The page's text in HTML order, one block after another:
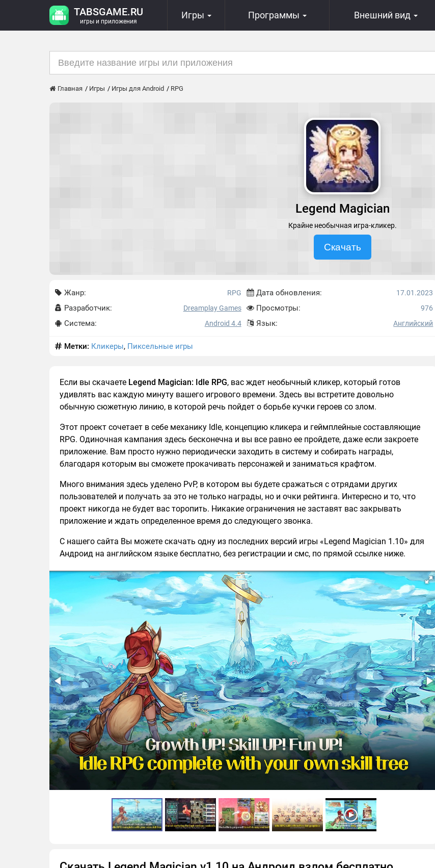
TABSGAME.RU
игры и приложения
Игры Программы Внешний вид
Главная Игры Игры для Android RPG
Legend Magician
Крайне необычная игра-кликер.
Скачать
Жанр: RPG
Разработчик: Dreamplay Games
Система: Android 4.4
Дата обновления: 17.01.2023
Просмотры: 976
Язык: Английский
Метки: Кликеры, Пиксельные игры
Если вы скачаете Legend Magician: Idle RPG, вас ждет необычный кликер, который готов
удивлять вас каждую минуту вашего игрового времени. Здесь вы встретите довольно
обычную сюжетную линию, в которой речь пойдет о борьбе кучки героев со злом.
Этот проект сочетает в себе механику Idle, концепцию кликера и геймплейные составляющие
RPG. Одиночная кампания здесь бесконечна и вы все равно ее пройдете, даже если закроете
приложение. Вам просто нужно периодически заходить в систему и собирать награды,
благодаря которым вы сможете прокачивать персонажей и заниматься крафтом.
Много внимания здесь уделено PvP, в котором вы будете сражаться с отрядами других
пользователей и получать за это не только награды, но и очки рейтинга. Интересно и то, что
проект никогда не будет вас торопить. Никакие ограничения не заставят вас закрывать
приложение и ждать определенное время до следующего звонка.
С нашего сайта Вы можете скачать одну из последних версий игры «Legend Magician 1.10» для
Андроид на английском языке бесплатно, без регистрации и смс, по прямой ссылке ниже.